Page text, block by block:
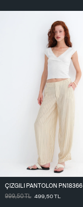
ÇIZGILI PANTOLON PN18366
999,50TL 499,50TL